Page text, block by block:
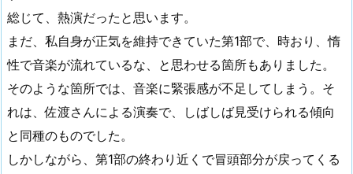
総じて、熱演だったと思います。
まだ、私自身が正気を維持できていた第1部で、時おり、惰
性で音楽が流れているな、と思わせる箇所もありました。
そのような箇所では、音楽に緊張感が不足してしまう。そ
れは、佐渡さんによる演奏で、しばしば見受けられる傾向
と同種のものでした。
しかしながら、第1部の終わり近くで冒頭部分が戻ってくる